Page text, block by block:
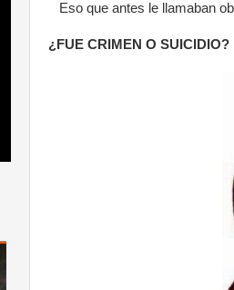
Eso que antes le llamaban
¿FUE CRIMEN O SUICIDIO?